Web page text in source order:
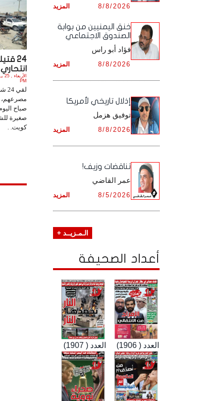
24
PM
مصرعهم،
صباح
صغيرة
كويت. .
أرشيف شهر ديـسـمـبـر ,
المزيد 8/8/2026
خنق اليمنيين من بوابة
الصندوق الاجتماعي
فؤاد أبو راس
المزيد 8/8/2026
إذلال تاريخي لأمريكا
توفيق هزمل
المزيد 8/8/2026
تناقضات وزيف!
عمر القاضي
المزيد 8/5/2026
الـمـزيــد +
أعداد الصحيفة
العدد ( 1907) العدد ( 1906)